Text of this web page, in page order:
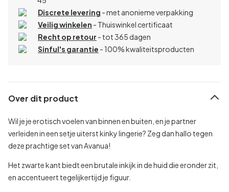
Discrete levering - met anonieme verpakking
Veilig winkelen - Thuiswinkel certificaat
Recht op retour - tot 365 dagen
Sinful's garantie - 100% kwaliteitsproducten
Over dit product
Wil je je erotisch voelen van binnen en buiten, en je partner
verleiden in een setje uiterst kinky lingerie? Zeg dan hallo tegen
deze prachtige set van Avanua!
Het zwarte kant biedt een brutale inkijk in de huid die eronder zit,
en accentueert tegelijkertijd je figuur.